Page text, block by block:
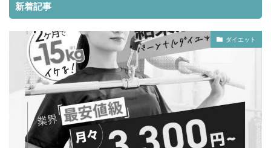
新着記事
ダイエット